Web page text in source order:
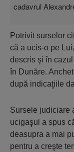
Potrivit surselor
că a ucis-o pe
descris şi în
în Dunăre.
după indicaţiile
Sursele judiciare
ucigaşul a spus
deasupra a mai
pentru a creşte